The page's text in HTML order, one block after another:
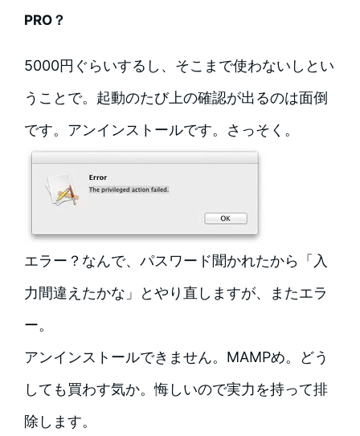
PRO？
5000円ぐらいするし、そこまで使わないしとい
うことで。起動のたび上の確認が出るのは面倒
です。アンインストールです。さっそく。
エラー？なんで、パスワード聞かれたから「入
力間違えたかな」とやり直しますが、またエラ
ー。
アンインストールできません。MAMPめ。どう
しても買わす気か。悔しいので実力を持って排
除します。